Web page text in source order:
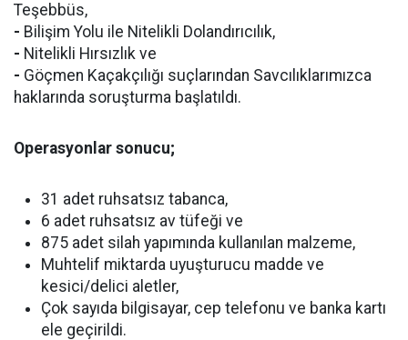
Teşebbüs,
- Bilişim Yolu ile Nitelikli Dolandırıcılık,
- Nitelikli Hırsızlık ve
- Göçmen Kaçakçılığı suçlarından Savcılıklarımızca
haklarında soruşturma başlatıldı.
Operasyonlar sonucu;
31 adet ruhsatsız tabanca,
6 adet ruhsatsız av tüfeği ve
875 adet silah yapımında kullanılan malzeme,
Muhtelif miktarda uyuşturucu madde ve
kesici/delici aletler,
Çok sayıda bilgisayar, cep telefonu ve banka kartı
ele geçirildi.